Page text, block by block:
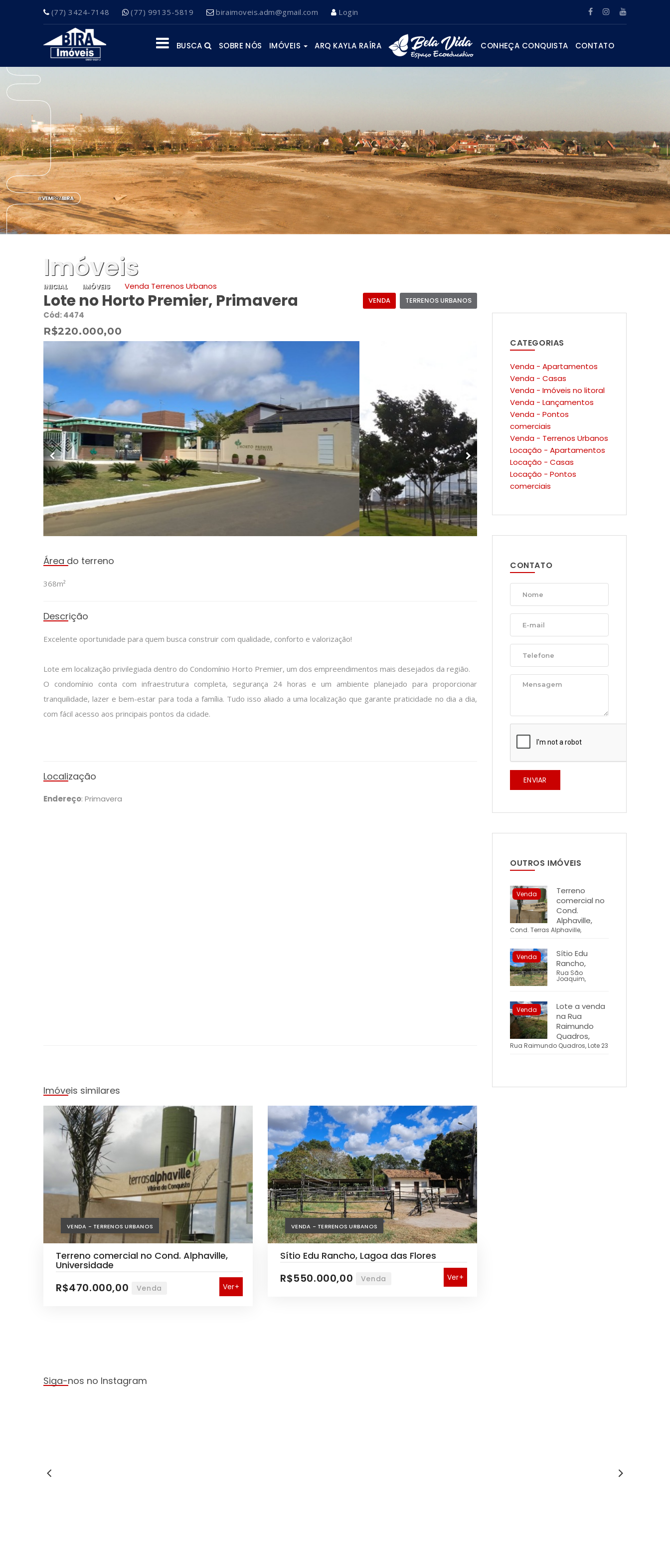
(77) 3424-7148 (77) 99135-5819 biraimoveis.adm@gmail.com Login
BUSCA SOBRE NÓS IMÓVEIS ARQ KAYLA RAÍRA CONHEÇA CONQUISTA CONTATO
Imóveis
INICIAL IMÓVEIS Venda Terrenos Urbanos
Lote no Horto Premier, Primavera VENDA TERRENOS URBANOS
Cód: 4474
R$220.000,00
368m²
Lote em localização privilegiada dentro do Condomínio Horto Premier, um dos empreendimentos mais desejados da região.
Imóveis similares
Terreno comercial no Cond. Alphaville,
CATEGORIAS
Venda - Apartamentos
Venda - Casas
Venda - Imóveis no litoral
Venda - Lançamentos
Venda - Pontos
comerciais
Venda - Terrenos Urbanos
Locação - Apartamentos
Locação - Casas
Locação - Pontos
comerciais
CONTATO
ENVIAR
OUTROS IMÓVEIS
Venda
Terreno
comercial no
Cond.
Alphaville,
Cond. Terras Alphaville,
Venda
Sítio Edu
Rancho,
Rua São
Joaquim,
Venda
Lote a venda
na Rua
Raimundo
Quadros,
Rua Raimundo Quadros, Lote 23